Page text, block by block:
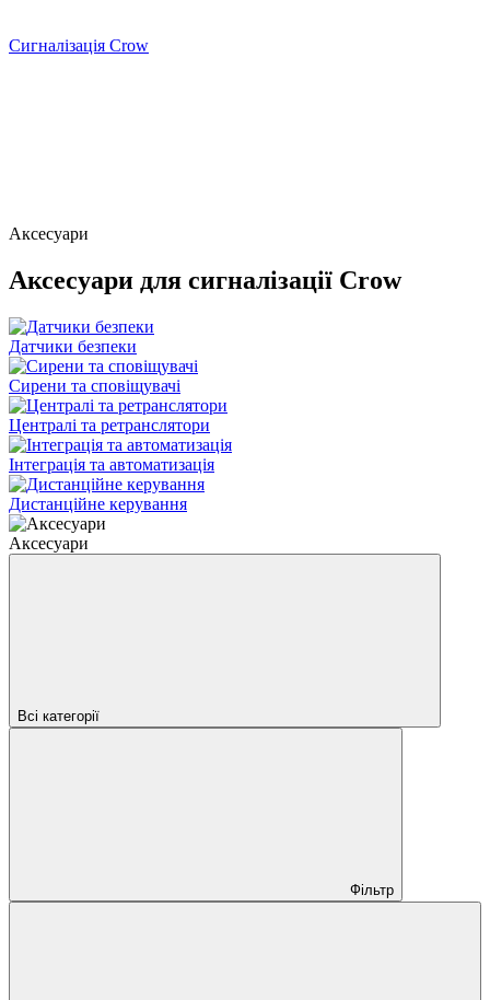
Сигналізація Crow
Аксесуари
Аксесуари для сигналізації Crow
Датчики безпеки
Сирени та сповіщувачі
Централі та ретранслятори
Інтеграція та автоматизація
Дистанційне керування
Аксесуари
Всі категорії
Фільтр